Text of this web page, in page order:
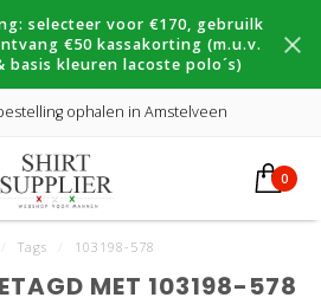
selecteer voor €170, gebruilk
€50 kassakorting (m.u.v.
basis kleuren lacoste polo´s)
ophalen in Amstelveen
0
Tags 103198-578
MET 103198-578